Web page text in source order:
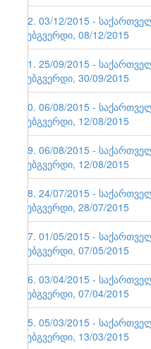
72. 03/12/2015 -
ვებგვერდი, 08/12/2015
71. 25/09/2015 -
ვებგვერდი, 30/09/2015
70. 06/08/2015 -
ვებგვერდი, 12/08/2015
69. 06/08/2015 -
ვებგვერდი, 12/08/2015
68. 24/07/2015 -
ვებგვერდი, 28/07/2015
67. 01/05/2015 -
ვებგვერდი, 07/05/2015
66. 03/04/2015 -
ვებგვერდი, 07/04/2015
65. 05/03/2015 -
ვებგვერდი, 13/03/2015